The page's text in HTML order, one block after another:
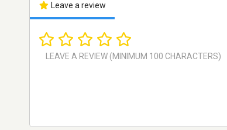
Leave a review